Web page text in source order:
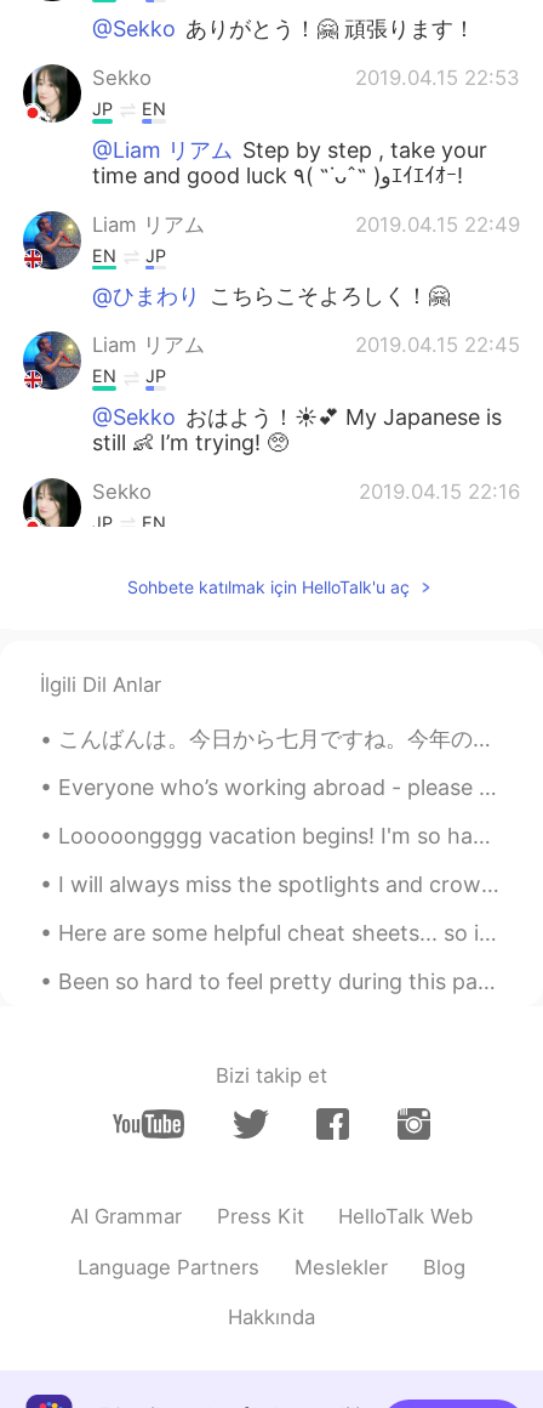
@Sekko ありがとう！🤗 頑張ります！
Sekko 2019.04.15 22:53
JP EN
@Liam リアム Step by step , take your
time and good luck ٩( ˶˙ᴗˆ˶ )وｴｲｴｲｵｰ!
Liam リアム 2019.04.15 22:49
EN JP
@ひまわり こちらこそよろしく！🤗
Liam リアム 2019.04.15 22:45
EN JP
@Sekko おはよう！☀️💕 My Japanese is
still 👶 I’m trying! 🥺
Sekko 2019.04.15 22:16
JP EN
EN JP
@Emilieこんばんは！ はじめまして😊
Liam リアム 2019.04.15 15:27
ありがとうございます🙈
2019.04.15 15:01
こんばんは！
akiko 2019.04.15 15:00
ここでもっと友達を作りたい！
Sohbete katılmak için HelloTalk'u aç
İlgili Dil Anlar
こんばんは。今日から七月ですね。今年の夏休みはアメリカに帰れそうもないです。この代わりに、どこかのリゾート🏝で一週間のんびりしたいです。そのために、毎日残業しています。💪💦 ちなみに、今日は晩御...
Everyone who’s working abroad - please tell me your story! ✨ I think it’s such a dream to be able...
Looooongggg vacation begins! I'm so happy that I could finally can sleep all day long and don't h...
I will always miss the spotlights and crowds . The stage will always have a special place in my h...
Here are some helpful cheat sheets... so if your confused on some English abbreviations or some c...
Been so hard to feel pretty during this pandemic.. finally got ready to go out. Not a big event b...
Bizi takip et
AI Grammar Press Kit HelloTalk Web
Language Partners Meslekler Blog
Hakkında